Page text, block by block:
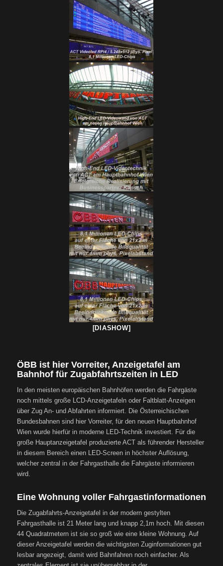
[DIASHOW]
ÖBB ist hier Vorreiter, Anzeigetafel am
Bahnhof für Zugabfahrtszeiten in LED
In den meisten europäischen Bahnhöfen werden die Fahrgäste
noch mittels große LCD-Anzeigetafeln oder Faltblatt-Anzeigen
über Zug An- und Abfahrten informiert. Die Österreichischen
Bundesbahnen sind hier Vorreiter, für den neuen Hauptbahnhof
Wien wurde hierfür in moderne LED-Technik investiert. Für die
große Hauptanzeigetafel produzierte ACT als führender Hersteller
in diesem Bereich einen LED-Screen in höchster Auflösung,
welcher zentral in der Fahrgasthalle die Fahrgäste informieren
wird.
Eine Wohnung voller Fahrgastinformationen
Die Zugabfahrts-Anzeigetafel in der modern gestylten
Fahrgasthalle ist 21 Meter lang und knapp 2,1m hoch. Mit diesen
44 Quadratmetern ist sie so groß wie eine kleine Wohnung. Auf
dieser Anzeigetafel werden die wichtigsten Zuginformationen gut
lesbar angezeigt, damit wird Bahnfahren noch einfacher. Als